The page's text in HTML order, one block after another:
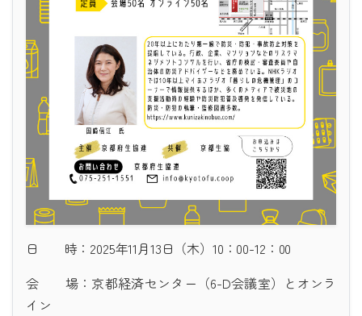
日 時：2025年11月13日（木）10：00-12：00
会 場：京都経済センター（6-D会議室）とオンラ
イン